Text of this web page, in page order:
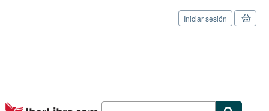
Pasar al contenido principal
IberLibro.com
Iniciar sesión